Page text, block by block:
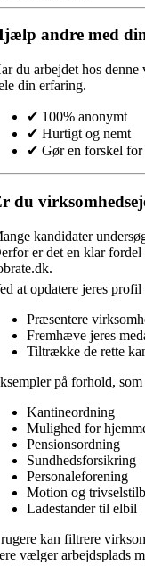
andre med
du arbejdet hos denne
din erfaring.
✔ 100% anonymt
✔ Hurtigt og nemt
✔ Gør en forskel for
du
kandidater
er det en klar
at opdatere jeres profil
Præsentere
Fremhæve jeres
Tiltrække de rette
på forhold,
Kantineordning
Mulighed for
Pensionsordning
Sundhedsforsikring
Personaleforening
Motion og
Ladestander til elbil
kan filtrere
vælger arbejdsplads